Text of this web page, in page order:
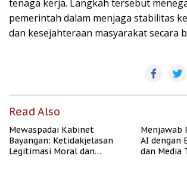
tenaga kerja. Langkah tersebut
pemerintah dalam menjaga stabilitas
dan kesejahteraan masyarakat secara
Read Also
Mewaspadai Kabinet
Bayangan: Ketidakjelasan
Legitimasi Moral dan
Menjawab
AI dengan
dan Media